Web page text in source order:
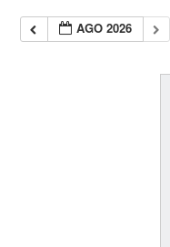
AGO 2026